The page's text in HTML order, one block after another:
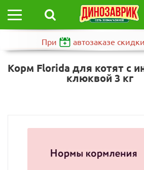
При автозаказе
Корм Florida для котят с
клюквой 3 кг